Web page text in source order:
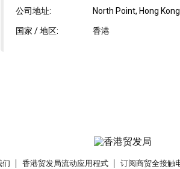
公司地址: North Point, Hong
国家 / 地区: 香港
们 香港贸发局流动应用程式 订阅商贸全接触